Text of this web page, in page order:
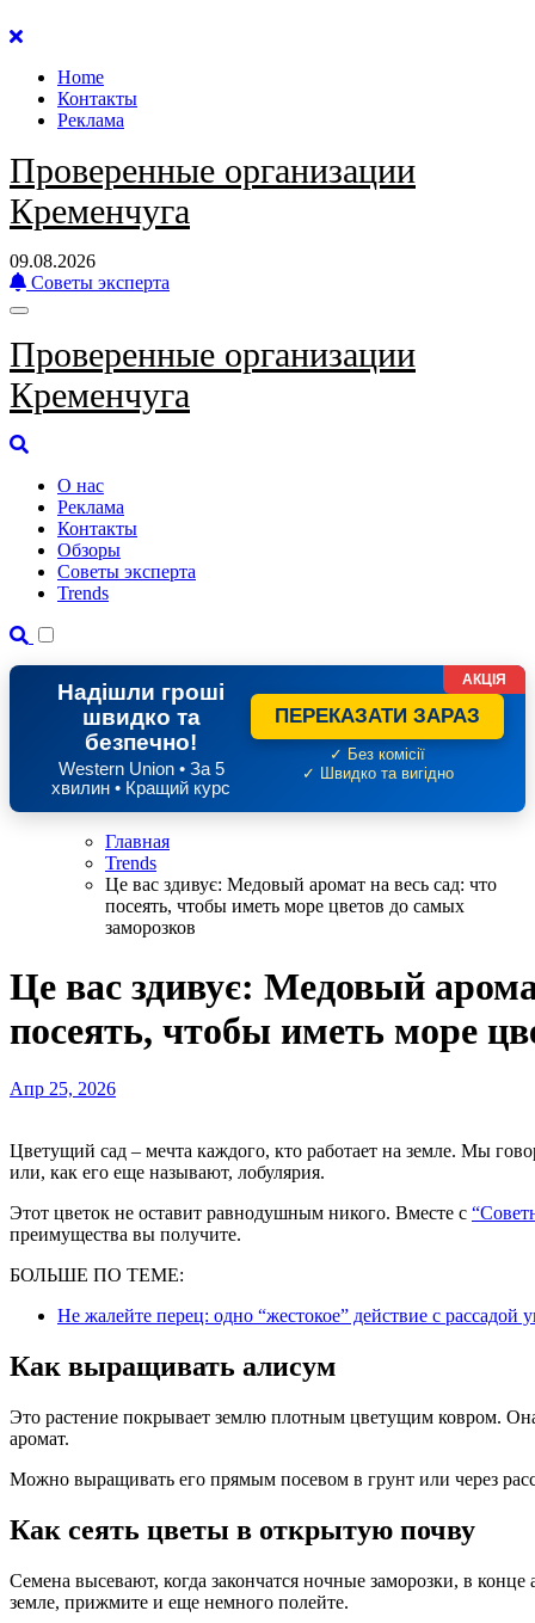
Перейти
содержанию
Home
Контакты
Реклама
Проверенные организации
Кременчуга
09.08.2026
Советы эксперта
Проверенные организации
Кременчуга
О нас
Реклама
Контакты
Обзоры
Советы эксперта
Trends
Надішли гроші
швидко та
безпечно!
Western Union • За 5
хвилин • Кращий курс
ПЕРЕКАЗАТИ ЗАРАЗ
✓ Без комісії
✓ Швидко та вигідно
АКЦІЯ
Главная
Trends
Це вас здивує: Медовый аромат на весь сад: что
посеять, чтобы иметь море цветов до самых
заморозков
Це вас здивує: Медовый
посеять, чтобы иметь море
Апр 25, 2026
Цветущий сад – мечта каждого, кто работает на земле. Мы
или, как его еще называют, лобулярия.
Этот цветок не оставит равнодушным никого. Вместе с
преимущества вы получите.
БОЛЬШЕ ПО ТЕМЕ:
Не жалейте перец: одно “жестокое” действие с рассадой
Как выращивать алисум
Это растение покрывает землю плотным цветущим ковром.
аромат.
Можно выращивать его прямым посевом в грунт или через
Как сеять цветы в открытую почву
Семена высевают, когда закончатся ночные заморозки, в
земле, прижмите и еще немного полейте.